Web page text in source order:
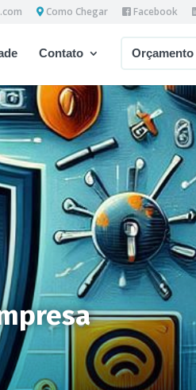
Como Chegar Facebook
Contato Orçamento